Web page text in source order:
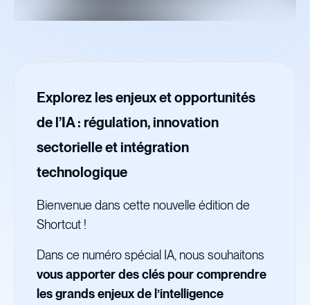
Explorez les enjeux et opportunités
de l’IA : régulation, innovation
sectorielle et intégration
technologique
Bienvenue dans cette nouvelle édition de
Shortcut !
Dans ce numéro spécial IA, nous souhaitons
vous apporter des clés pour comprendre
les grands enjeux de l’intelligence